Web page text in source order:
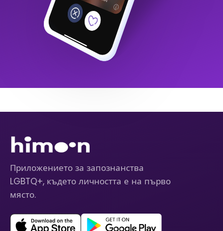
Приложението за запознанства
LGBTQ+, където личността е на първо
място.